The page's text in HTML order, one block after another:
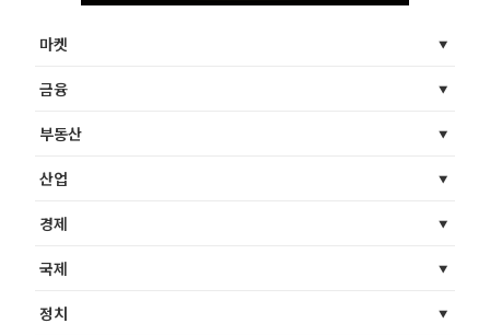
마켓
금융
부동산
산업
경제
국제
정치